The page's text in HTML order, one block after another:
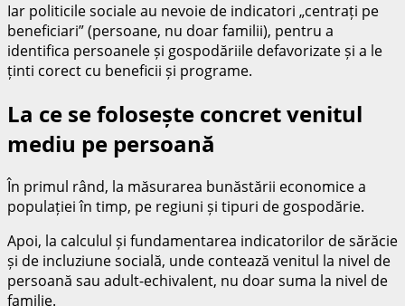
Iar politicile sociale au nevoie de indicatori „centrați pe
beneficiari” (persoane, nu doar familii), pentru a
identifica persoanele și gospodăriile defavorizate și a le
ținti corect cu beneficii și programe.
La ce se folosește concret venitul
mediu pe persoană
În primul rând, la măsurarea bunăstării economice a
populației în timp, pe regiuni și tipuri de gospodărie.
Apoi, la calculul și fundamentarea indicatorilor de sărăcie
și de incluziune socială, unde contează venitul la nivel de
persoană sau adult‑echivalent, nu doar suma la nivel de
familie.